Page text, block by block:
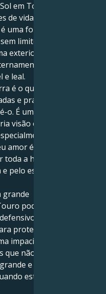
em Touro a receber
de vida, sob a forma de
uma fonte viva e
limites e de disciplina
exterior pode ser
reflectirá
e leal.
é o que faz de si uma
e pragmáticas do
o. É um indivíduo
visão e acredita nela,
se for para
amor é mais do que
a humanidade, e
pelo espírito de cada
grande
pode tornar-se
uma vez que
proteger o seu lado
impaciência
não podem ser
e pode sentir-se a
está